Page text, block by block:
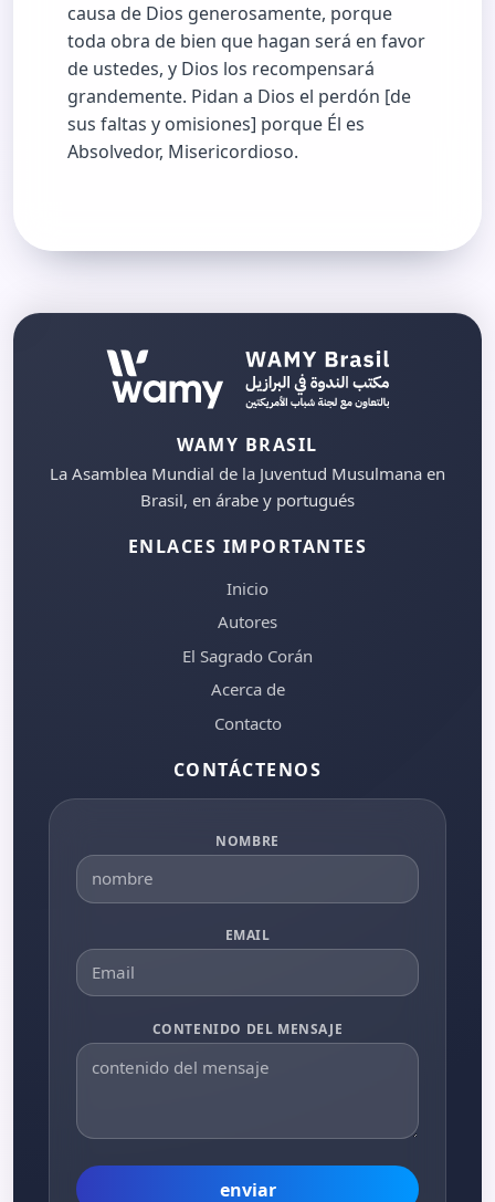
causa de Dios generosamente, porque
toda obra de bien que hagan será en favor
de ustedes, y Dios los recompensará
grandemente. Pidan a Dios el perdón [de
sus faltas y omisiones] porque Él es
Absolvedor, Misericordioso.
WAMY BRASIL
La Asamblea Mundial de la Juventud Musulmana en
Brasil, en árabe y portugués
ENLACES IMPORTANTES
Inicio
Autores
El Sagrado Corán
Acerca de
Contacto
CONTÁCTENOS
NOMBRE
EMAIL
CONTENIDO DEL MENSAJE
enviar